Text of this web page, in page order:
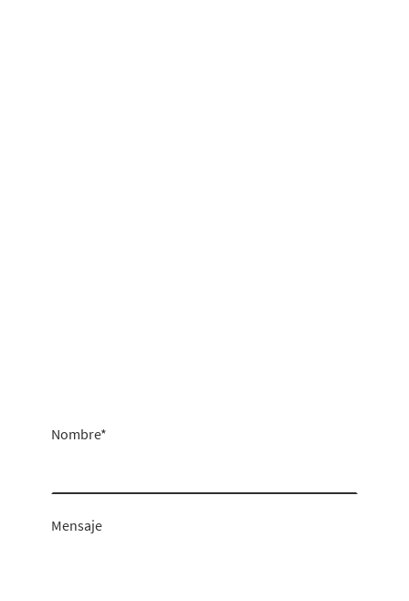
Nombre*
Mensaje